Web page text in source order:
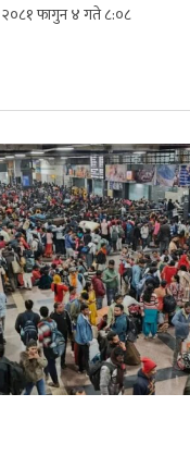
२०८१ फागुन ४ गते ८:०८